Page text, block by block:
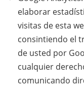
elaborar
visitas de esta
consintiendo el
de usted por
cualquier
comunicando